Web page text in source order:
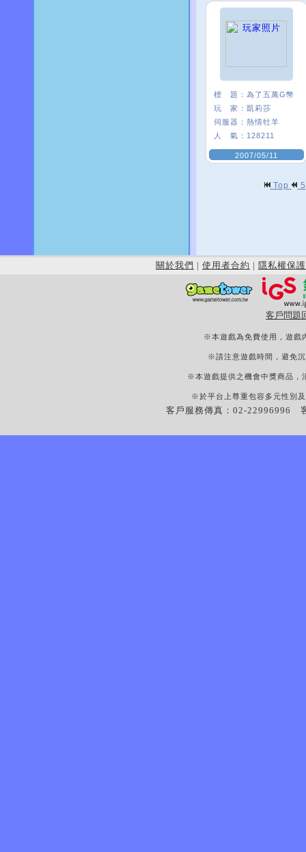
標 題： 為了五萬G幣
玩 家： 凱莉莎
伺服器： 熱情牡羊
人 氣： 128211
2007/05/11
Top 5
關於我們 | 使用者合約 | 隱私權保護
客戶問題
※本遊戲為免費使用，遊戲
※請注意遊戲時間，避免
※本遊戲提供之機會中獎商品，
※於平台上尊重包容多元性別
客戶服務傳真：02-22996996